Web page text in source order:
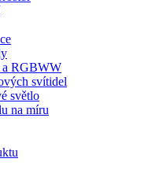
RGBWW
svítidel
světlo
na míru